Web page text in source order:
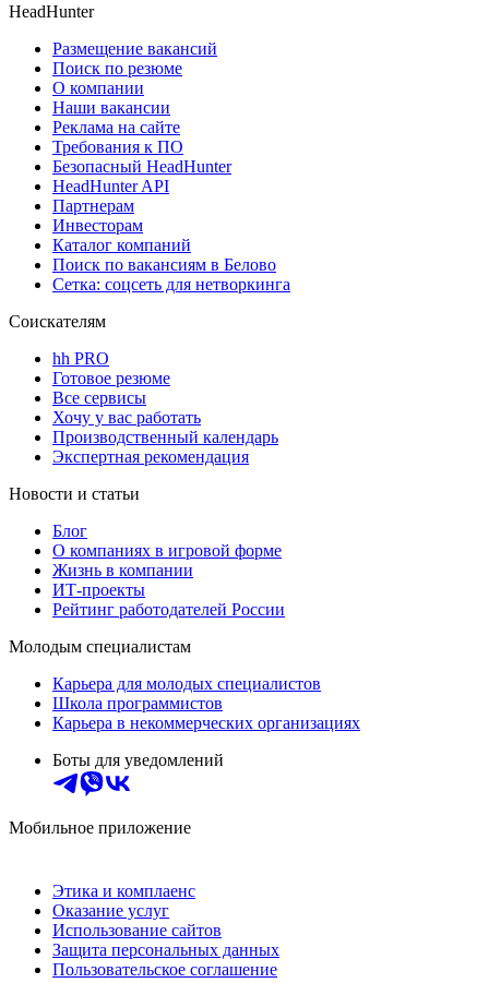
HeadHunter
Размещение вакансий
Поиск по резюме
О компании
Наши вакансии
Реклама на сайте
Требования к ПО
Безопасный HeadHunter
HeadHunter API
Партнерам
Инвесторам
Каталог компаний
Поиск по вакансиям в Белово
Сетка: соцсеть для нетворкинга
Соискателям
hh PRO
Готовое резюме
Все сервисы
Хочу у вас работать
Производственный календарь
Экспертная рекомендация
Новости и статьи
Блог
О компаниях в игровой форме
Жизнь в компании
ИТ-проекты
Рейтинг работодателей России
Молодым специалистам
Карьера для молодых специалистов
Школа программистов
Карьера в некоммерческих организациях
Боты для уведомлений
Мобильное приложение
Этика и комплаенс
Оказание услуг
Использование сайтов
Защита персональных данных
Пользовательское соглашение